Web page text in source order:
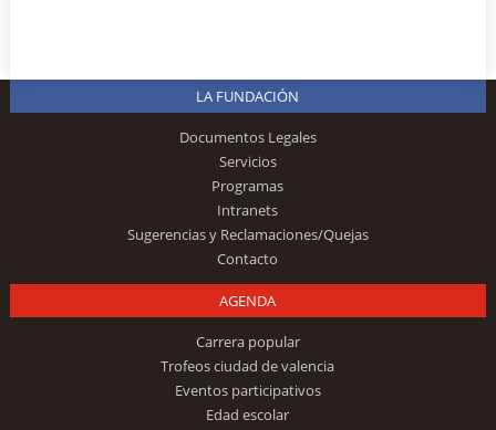
LA FUNDACIÓN
Documentos Legales
Servicios
Programas
Intranets
Sugerencias y Reclamaciones/Quejas
Contacto
AGENDA
Carrera popular
Trofeos ciudad de valencia
Eventos participativos
Edad escolar